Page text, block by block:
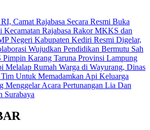
Camat Rajabasa Secara Resmi Buka
Rajabasa Rakor MKKS dan
Negeri Kabupaten Kediri Resmi Digelar,
Wujudkan Pendidikan Bermutu Sah
Pimpin Karang Taruna Provinsi Lampung
Melalap Rumah Warga di Wayurang, Dinas
Untuk Memadamkan Api Keluarga
Menggelar Acara Pertunangan Lia Dan
Surabaya